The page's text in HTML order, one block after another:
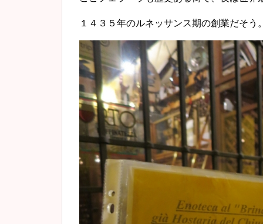
１４３５年のルネッサンス期の創業だそう